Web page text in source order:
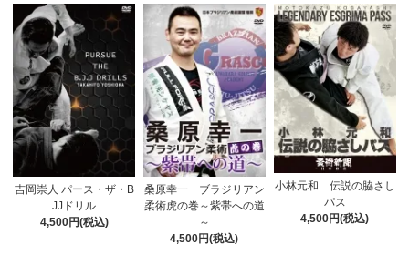
吉岡崇人 パース・ザ・B
JJドリル
4,500円(税込)
桑原幸一 ブラジリアン
柔術虎の巻～紫帯への道
～
4,500円(税込)
小林元和 伝説の脇さし
パス
4,500円(税込)